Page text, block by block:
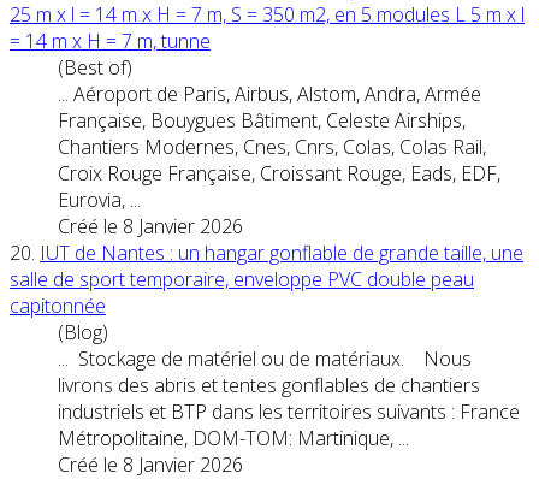
25 m x l = 14 m x H = 7 m, S = 350 m2, en 5 modules L 5 m x l
= 14 m x H = 7 m, tunne
(Best of)
... Aéroport de Paris, Airbus, Alstom, Andra, Armée
Française, Bouygues Bâtiment, Celeste Airships,
Chantiers Modernes, Cnes, Cnrs, Colas, Colas Rail,
Croix Rouge Française, Croissant Rouge, Eads, EDF,
Eurovia, ...
Créé le 8 Janvier 2026
20. IUT de Nantes : un hangar gonflable de grande taille, une
salle de sport temporaire, enveloppe PVC double peau
capitonnée
(Blog)
... Stockage de matériel ou de matériaux. Nous
livrons des abris et tentes gonflables de chantiers
industriels et BTP dans les territoires suivants : France
Métropolitaine, DOM-TOM: Martinique, ...
Créé le 8 Janvier 2026